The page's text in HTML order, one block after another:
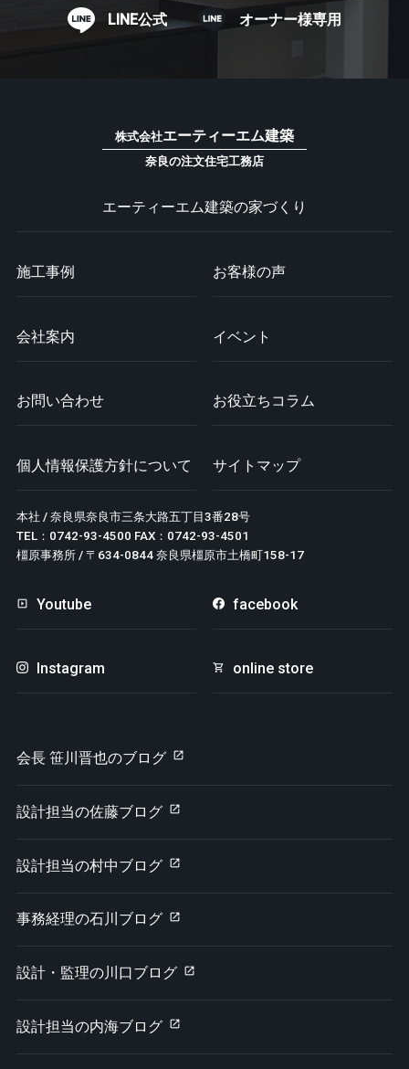
LINE公式 オーナー様専用
株式会社エーティーエム建築
奈良の注文住宅工務店
エーティーエム建築の家づくり
施工事例 お客様の声
会社案内 イベント
お問い合わせ お役立ちコラム
個人情報保護方針について サイトマップ
本社 / 奈良県奈良市三条大路五丁目3番28号
TEL：0742-93-4500 FAX：0742-93-4501
橿原事務所 / 〒634-0844 奈良県橿原市土橋町158-17
Youtube facebook
Instagram online store
会長 笹川晋也のブログ
設計担当の佐藤ブログ
設計担当の村中ブログ
事務経理の石川ブログ
設計・監理の川口ブログ
設計担当の内海ブログ